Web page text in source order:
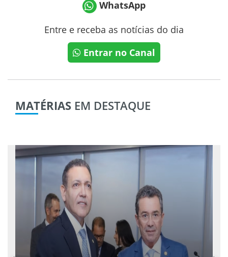
WhatsApp
Entre e receba as notícias do dia
Entrar no Canal
MATÉRIAS EM DESTAQUE